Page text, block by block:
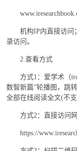
机构IP内直接访问
录访问。
2.查看方式
方式1 ：爱学术（
数智新篇”轮播图，跳
全部在线阅读全文(不
方式2 ：直接访问
https://